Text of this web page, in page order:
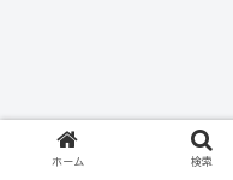
ホーム 検索